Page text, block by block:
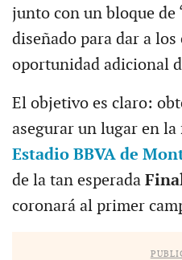
junto con un bloque
diseñado para dar a los
oportunidad adicional
El objetivo es claro:
asegurar un lugar en
Estadio BBVA de
de la tan esperada
coronará al primer